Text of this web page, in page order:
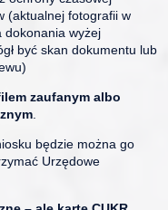
(aktualnej fotografii w
dokonania wyżej
być skan dokumentu lub
zaufanym albo
będzie można go
Urzędowe